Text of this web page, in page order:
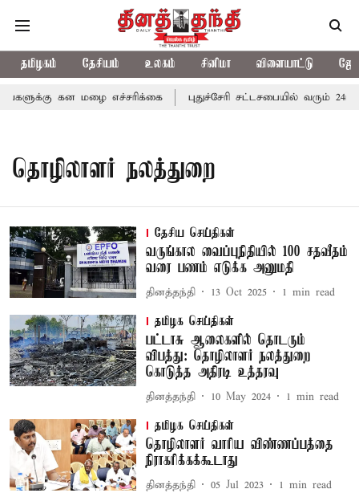
தமிழகம் தேசியம் உலகம் சினிமா விளையாட்டு
கன மழை எச்சரிக்கை புதுச்சேரி சட்டசபையில் வரும்
தொழிலாளர் நலத்துறை
தேசிய செய்திகள்
வருங்கால வைப்புநிதியில் 100 சதவீதம்
வரை பணம் எடுக்க அனுமதி
தினத்தந்தி 13 Oct 2025 1 min read
தமிழக செய்திகள்
பட்டாசு ஆலைகளில் தொடரும்
விபத்து: தொழிலாளர் நலத்துறை
கொடுத்த அதிரடி உத்தரவு
தினத்தந்தி 10 May 2024 1 min read
தமிழக செய்திகள்
தொழிலாளர் வாரிய விண்ணப்பத்தை
நிராகரிக்கக்கூடாது
தினத்தந்தி 05 Jul 2023 1 min read